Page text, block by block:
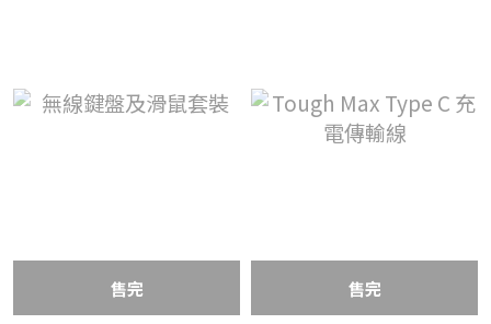
售完 售完